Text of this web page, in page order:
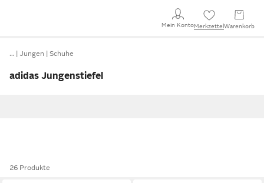
Mein KontoMerkzettel Warenkorb
… Jungen Schuhe
adidas Jungenstiefel
26 Produkte